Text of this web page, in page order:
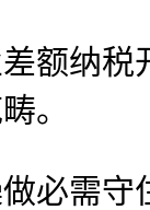
纳税开
。
需守住